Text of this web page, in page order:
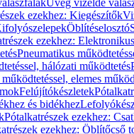
Üveg vizelde
ezekhez: Kiegészítők
Öblítéselosztó
ezekhez:
Pneumatikus
hálózati működtetés
elemes
Felújítókészletek
és bidékhez
Pótalkatrészek ezekhez:
ezekhez: Öblítőcső